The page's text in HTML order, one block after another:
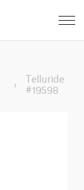
›
Telluride
#19598